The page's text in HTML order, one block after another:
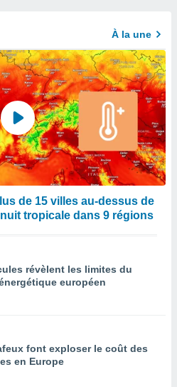
À la une
de 15 villes au-dessus de
tropicale dans 9 régions
révèlent les limites du
européen
font exploser le coût des
en Europe